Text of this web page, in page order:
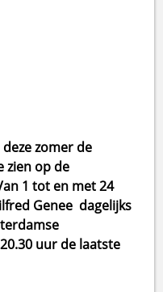
zomer de
zien op de
1 tot en met 24
Genee dagelijks
uur de laatste